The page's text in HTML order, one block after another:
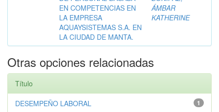
EN COMPETENCIAS EN
LA EMPRESA
AQUAYSISTEMAS S.A. EN
LA CIUDAD DE MANTA.
ÁMBAR
KATHERINE
Otras opciones relacionadas
Título
1
DESEMPEÑO LABORAL